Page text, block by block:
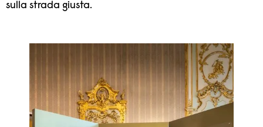
sulla strada giusta.